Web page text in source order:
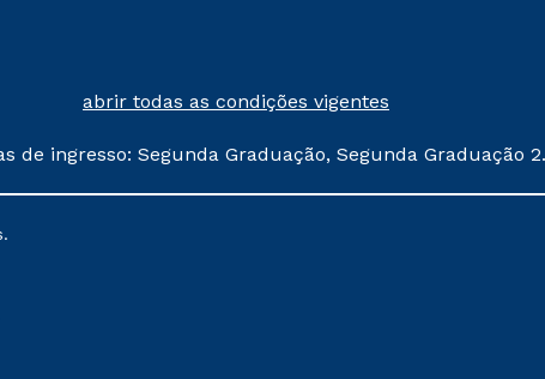
abrir todas as condições vigentes
ingresso: Segunda Graduação, Segunda Graduação
nos períodos de rematrícula conforme exposto